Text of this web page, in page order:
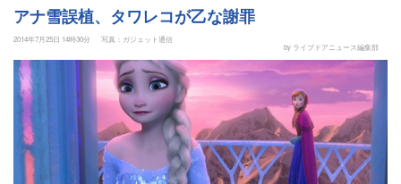
アナ雪誤植、タワレコが乙な謝罪
2014年7月25日 14時30分
写真：ガジェット通信
by ライブドアニュース編集部